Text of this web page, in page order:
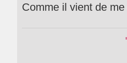
Comme il vient de